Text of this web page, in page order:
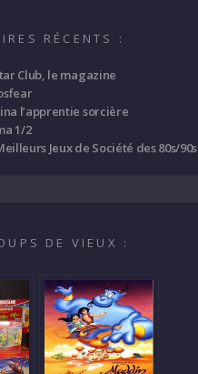
RÉCENTS :
Club, le magazine
l’apprentie sorcière
1/2
Jeux de Société des 80s/90s
DE VIEUX :